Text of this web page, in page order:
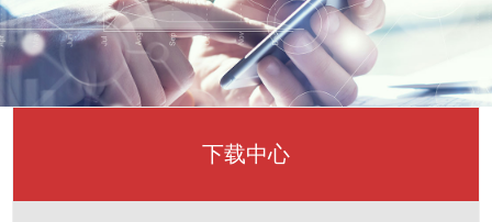
下载中心